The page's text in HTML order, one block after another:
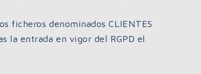
ficheros denominados CLIENTES
la entrada en vigor del RGPD el